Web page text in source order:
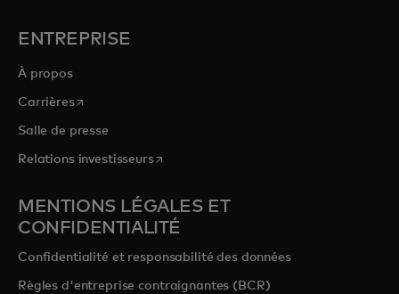
ENTREPRISE
À propos
Carrièress’ouvre dans un nouvel onglet
Salle de presse
Relations investisseurss’ouvre dans un nouvel onglet
MENTIONS LÉGALES ET
CONFIDENTIALITÉ
Confidentialité et responsabilité des données
Règles d'entreprise contraignantes (BCR)